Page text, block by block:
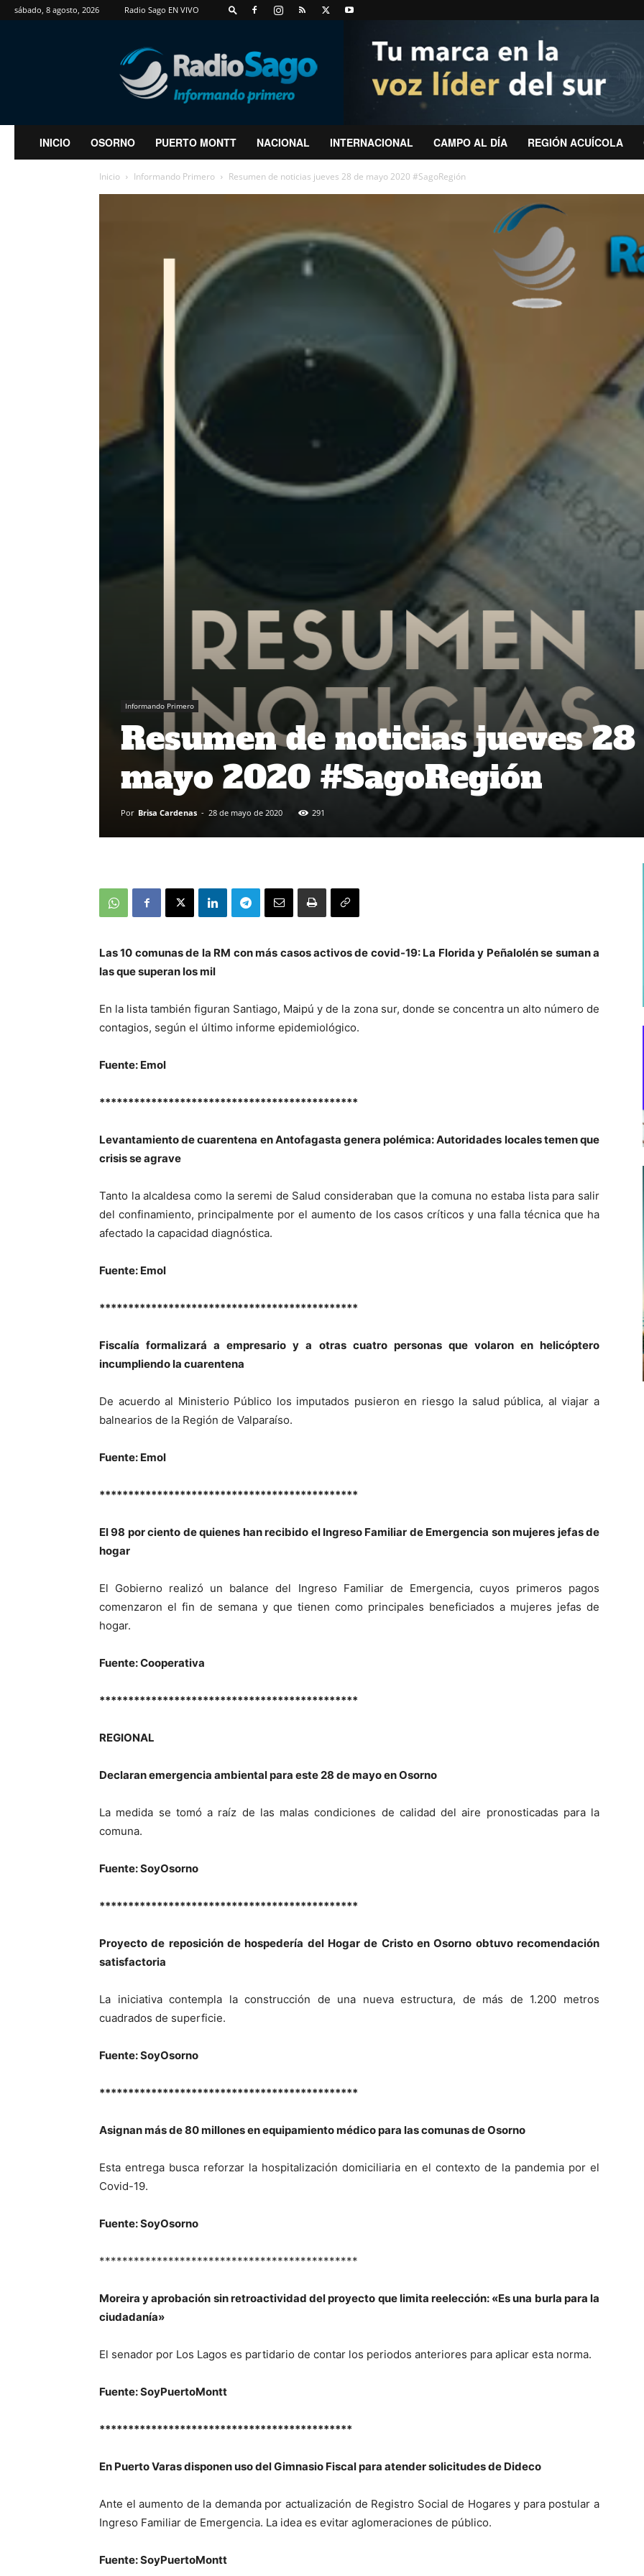
sábado, 8 agosto, 2026 Radio Sago EN VIVO
RadioSago
INICIO OSORNO PUERTO MONTT NACIONAL INTERNACIONAL CAMPO AL DÍA REGIÓN ACUÍCOLA
Inicio Informando Primero Resumen de noticias jueves 28 de mayo 2020 #SagoRegión
Informando Primero
Resumen de noticias jueves 28
mayo 2020 #SagoRegión
Por Brisa Cardenas - 28 de mayo de 2020 291
Las 10 comunas de la RM con más casos activos de covid-19: La Florida y Peñalolén se suman a
las que superan los mil
En la lista también figuran Santiago, Maipú y de la zona sur, donde se concentra un alto número de
contagios, según el último informe epidemiológico.
Fuente: Emol
*********************************************
Levantamiento de cuarentena en Antofagasta genera polémica: Autoridades locales temen que
crisis se agrave
Tanto la alcaldesa como la seremi de Salud consideraban que la comuna no estaba lista para salir
del confinamiento, principalmente por el aumento de los casos críticos y una falla técnica que ha
afectado la capacidad diagnóstica.
Fuente: Emol
*********************************************
Fiscalía formalizará a empresario y a otras cuatro personas que volaron en helicóptero
incumpliendo la cuarentena
De acuerdo al Ministerio Público los imputados pusieron en riesgo la salud pública, al viajar a
balnearios de la Región de Valparaíso.
Fuente: Emol
*********************************************
El 98 por ciento de quienes han recibido el Ingreso Familiar de Emergencia son mujeres jefas de
hogar
El Gobierno realizó un balance del Ingreso Familiar de Emergencia, cuyos primeros pagos
comenzaron el fin de semana y que tienen como principales beneficiados a mujeres jefas de
hogar.
Fuente: Cooperativa
*********************************************
REGIONAL
Declaran emergencia ambiental para este 28 de mayo en Osorno
La medida se tomó a raíz de las malas condiciones de calidad del aire pronosticadas para la
comuna.
Fuente: SoyOsorno
*********************************************
Proyecto de reposición de hospedería del Hogar de Cristo en Osorno obtuvo recomendación
satisfactoria
La iniciativa contempla la construcción de una nueva estructura, de más de 1.200 metros
cuadrados de superficie.
Fuente: SoyOsorno
*********************************************
Asignan más de 80 millones en equipamiento médico para las comunas de Osorno
Esta entrega busca reforzar la hospitalización domiciliaria en el contexto de la pandemia por el
Covid-19.
Fuente: SoyOsorno
*********************************************
Moreira y aprobación sin retroactividad del proyecto que limita reelección: «Es una burla para la
ciudadanía»
El senador por Los Lagos es partidario de contar los periodos anteriores para aplicar esta norma.
Fuente: SoyPuertoMontt
********************************************
En Puerto Varas disponen uso del Gimnasio Fiscal para atender solicitudes de Dideco
Ante el aumento de la demanda por actualización de Registro Social de Hogares y para postular a
Ingreso Familiar de Emergencia. La idea es evitar aglomeraciones de público.
Fuente: SoyPuertoMontt